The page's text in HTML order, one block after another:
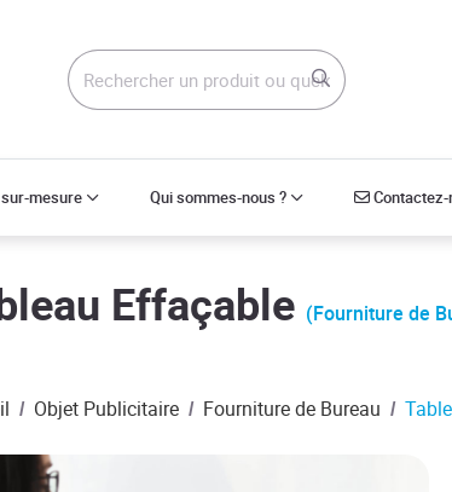
mesure Qui sommes-nous ? Contactez-
Contactez-
Effaçable (Fourniture de
Objet Publicitaire Fourniture de Bureau